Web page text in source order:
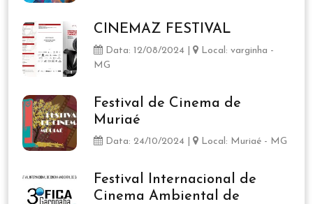
CINEMAZ FESTIVAL
Data: 12/08/2024 |
Local: varginha -
MG
Festival de Cinema de
Muriaé
Data: 24/10/2024 | Local: Muriaé - MG
Festival Internacional de
Cinema Ambiental de